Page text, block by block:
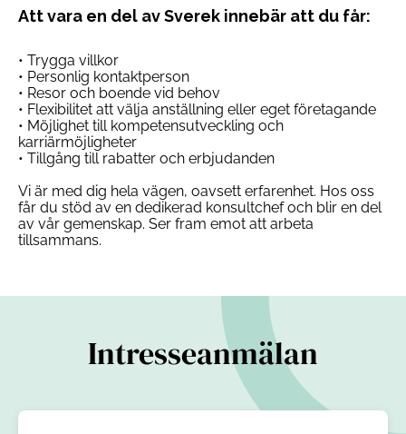
Att vara en del av Sverek innebär att du får:
• Trygga villkor
• Personlig kontaktperson
• Resor och boende vid behov
• Flexibilitet att välja anställning eller eget företagande
• Möjlighet till kompetensutveckling och
karriärmöjligheter
• Tillgång till rabatter och erbjudanden
Vi är med dig hela vägen, oavsett erfarenhet. Hos oss
får du stöd av en dedikerad konsultchef och blir en del
av vår gemenskap. Ser fram emot att arbeta
tillsammans.
Intresseanmälan